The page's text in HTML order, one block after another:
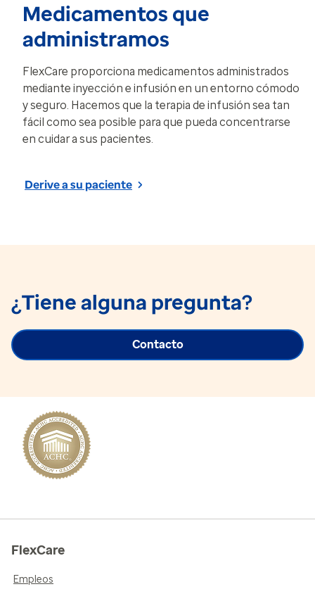
Medicamentos que
administramos
FlexCare proporciona medicamentos administrados
mediante inyección e infusión en un entorno cómodo
y seguro. Hacemos que la terapia de infusión sea tan
fácil como sea posible para que pueda concentrarse
en cuidar a sus pacientes.
Derive a su paciente
¿Tiene alguna pregunta?
Contacto
FlexCare
Empleos